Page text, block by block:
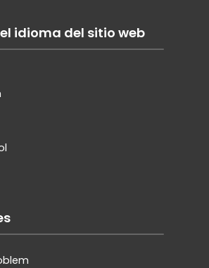
idioma del sitio web